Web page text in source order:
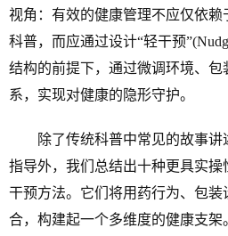
视角：有效的健康管理不应仅依
科普，而应通过设计“轻干预
结构的前提下，通过微调环境、包
系，实现对健康的隐形守护。
除了传统科普中常见的故事讲
指导外，我们总结出十种更具实
干预方法。它们将用药行为、包装
合，构建起一个多维度的健康支架